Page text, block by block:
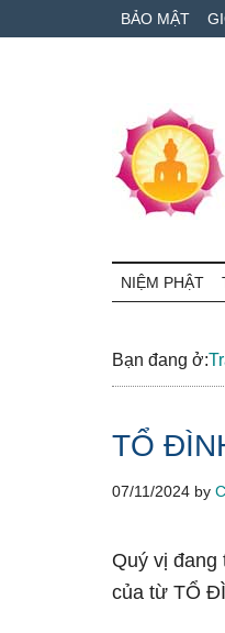
to
to
qua
BẢO MẬT
Từ
điển
Phật
học
cứu
thuật
Phật
học
NIỆM PHẬT
Bạn đang ở:
TỔ
07/11/2024 by
Quý vị đang
của từ TỔ